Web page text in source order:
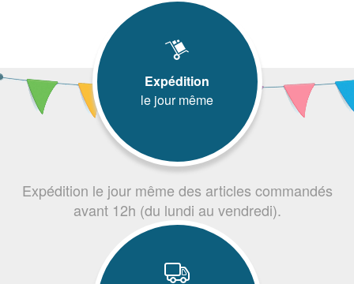
Expédition
le jour même
Expédition le jour même des articles commandés
avant 12h (du lundi au vendredi).